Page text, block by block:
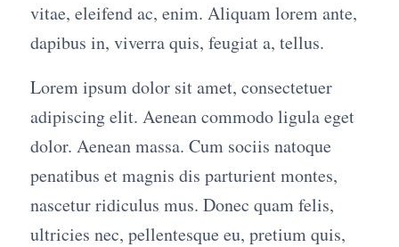
vitae, eleifend ac, enim. Aliquam lorem ante,
dapibus in, viverra quis, feugiat a, tellus.
Lorem ipsum dolor sit amet, consectetuer
adipiscing elit. Aenean commodo ligula eget
dolor. Aenean massa. Cum sociis natoque
penatibus et magnis dis parturient montes,
nascetur ridiculus mus. Donec quam felis,
ultricies nec, pellentesque eu, pretium quis,